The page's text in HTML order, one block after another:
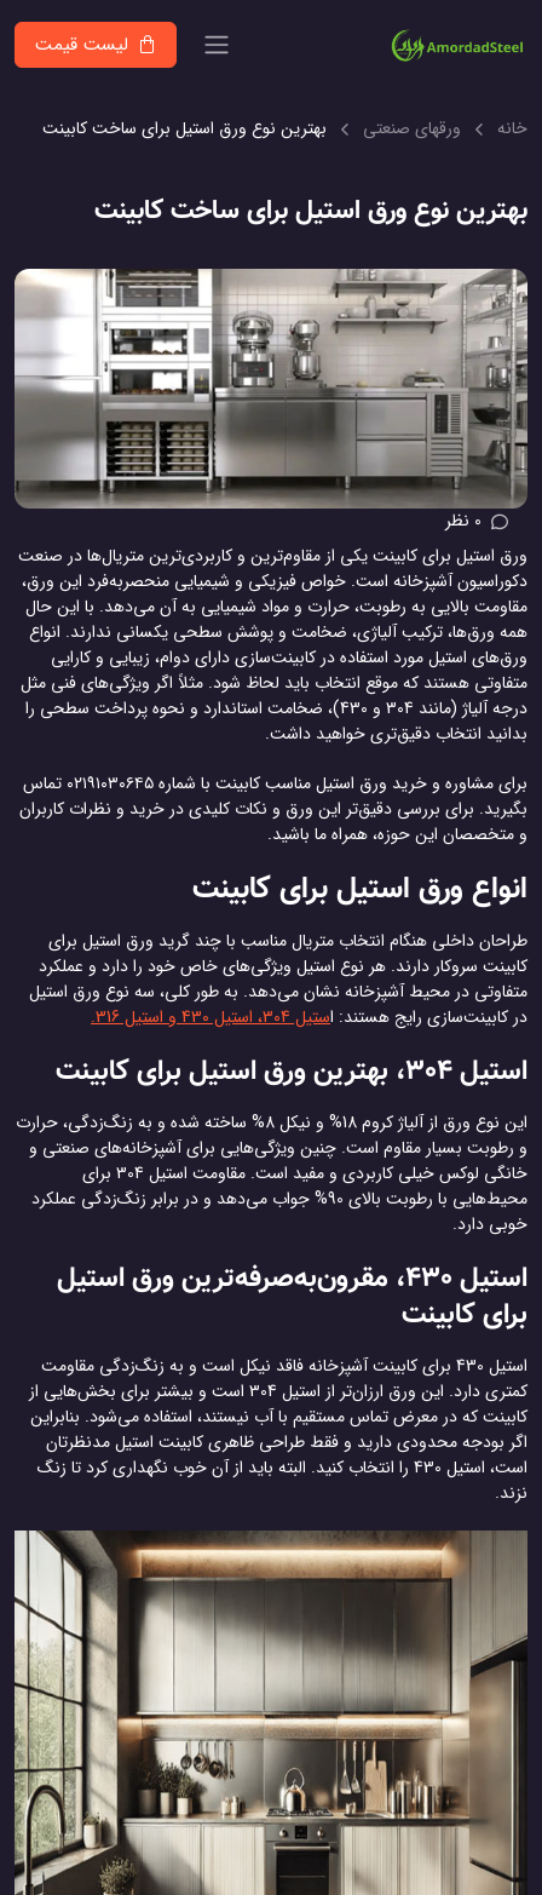
لیست قیمت
خانه ورقهای صنعتی بهترین نوع ورق استیل برای ساخت کابینت
بهترین نوع ورق استیل برای ساخت کابینت
0 نظر
ورق استیل برای کابینت یکی از مقاوم‌ترین و کاربردی‌ترین متریال‌ها در صنعت
دکوراسیون آشپزخانه است. خواص فیزیکی و شیمیایی منحصربه‌فرد این ورق،
مقاومت بالایی به رطوبت، حرارت و مواد شیمیایی به آن می‌دهد. با این حال
همه ورق‌ها، ترکیب آلیاژی، ضخامت و پوشش سطحی یکسانی ندارند. انواع
ورق‌های استیل مورد استفاده در کابینت‌سازی دارای دوام، زیبایی و کارایی
متفاوتی هستند که موقع انتخاب باید لحاظ شود. مثلاً اگر ویژگی‌های فنی مثل
درجه آلیاژ (مانند 304 و 430)، ضخامت استاندارد و نحوه پرداخت سطحی را
بدانید انتخاب دقیق‌تری خواهید داشت.
برای مشاوره و خرید ورق استیل مناسب کابینت با شماره ۰۲۱۹۱۰۳۰۶۴۵ تماس
بگیرید. برای بررسی دقیق‌تر این ورق و نکات کلیدی در خرید و نظرات کاربران
و متخصصان این حوزه، همراه ما باشید.
انواع ورق استیل برای کابینت
طراحان داخلی هنگام انتخاب متریال مناسب با چند گرید ورق استیل برای
کابینت سروکار دارند. هر نوع استیل ویژگی‌های خاص خود را دارد و عملکرد
متفاوتی در محیط آشپزخانه نشان می‌دهد. به طور کلی، سه نوع ورق استیل
در کابینت‌سازی رایج هستند: استیل 304، استیل 430 و استیل 316.
استیل 304، بهترین ورق استیل برای کابینت
این نوع ورق از آلیاژ کروم 18% و نیکل 8% ساخته شده و به زنگ‌زدگی، حرارت
و رطوبت بسیار مقاوم است. چنین ویژگی‌هایی برای آشپزخانه‌های صنعتی و
خانگی لوکس خیلی کاربردی و مفید است. مقاومت استیل 304 برای
محیط‌هایی با رطوبت بالای 90% جواب می‌دهد و در برابر زنگ‌زدگی عملکرد
خوبی دارد.
استیل 430، مقرون‌به‌صرفه‌ترین ورق استیل
برای کابینت
استیل 430 برای کابینت آشپزخانه فاقد نیکل است و به زنگ‌زدگی مقاومت
کمتری دارد. این ورق ارزان‌تر از استیل 304 است و بیشتر برای بخش‌هایی از
کابینت که در معرض تماس مستقیم با آب نیستند، استفاده می‌شود. بنابراین
اگر بودجه محدودی دارید و فقط طراحی ظاهری کابینت استیل مدنظرتان
است، استیل 430 را انتخاب کنید. البته باید از آن خوب نگهداری کرد تا زنگ
نزند.